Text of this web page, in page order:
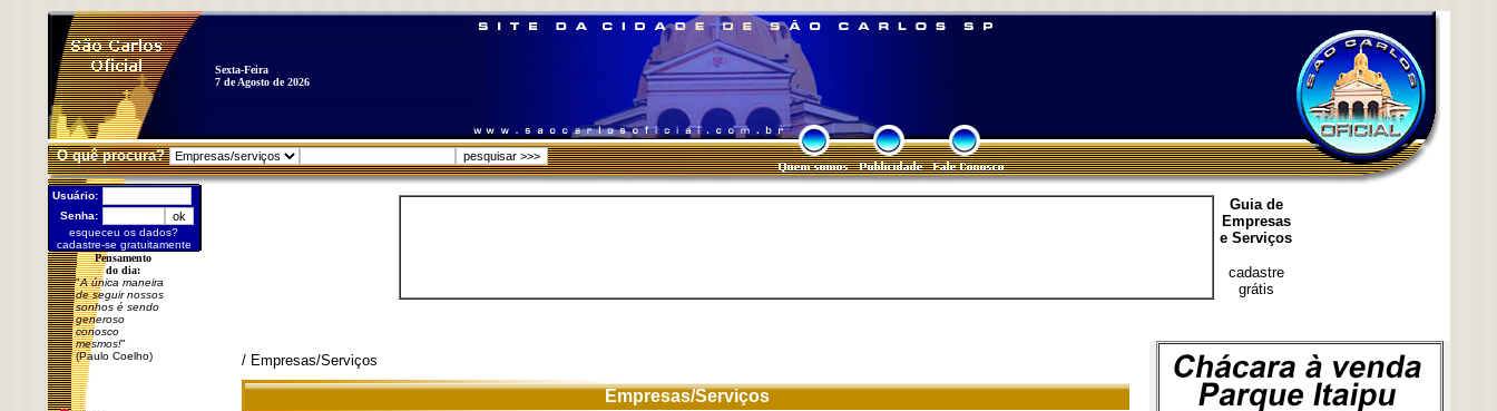
Sexta-Feira
7 de Agosto de 2026
O quê procura?
Usuário:
Senha:
esqueceu os dados?
cadastre-se gratuitamente
Pensamento
do dia:
"A única maneira
de seguir nossos
sonhos é sendo
generoso
conosco
mesmos!"
(Paulo Coelho)
Guia de
Empresas
e Serviços
cadastre
grátis
/ Empresas/Serviços
Empresas/Serviços